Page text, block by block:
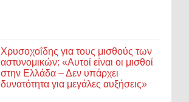
Χρυσοχοΐδης για τους μισθούς των
αστυνομικών: «Αυτοί είναι οι μισθοί
στην Ελλάδα – Δεν υπάρχει
δυνατότητα για μεγάλες αυξήσεις»